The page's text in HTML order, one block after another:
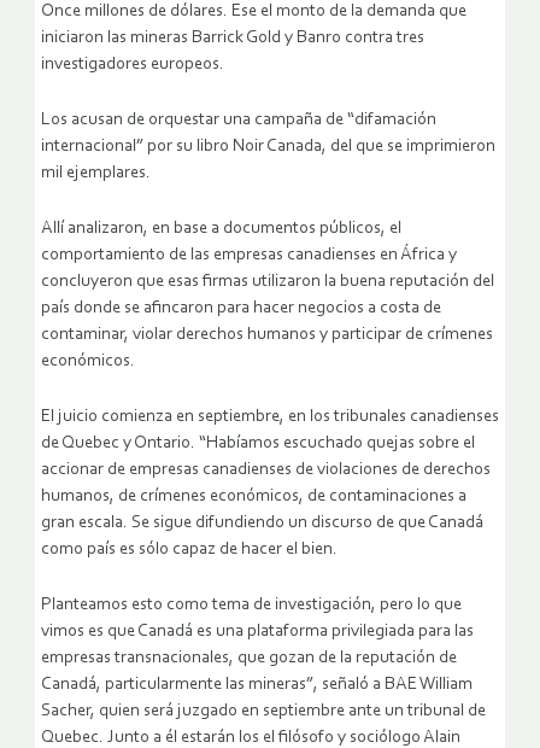
Once millones de dólares. Ese el monto de la demanda que
iniciaron las mineras Barrick Gold y Banro contra tres
investigadores europeos.
Los acusan de orquestar una campaña de “difamación
internacional” por su libro Noir Canada, del que se imprimieron
mil ejemplares.
Allí analizaron, en base a documentos públicos, el
comportamiento de las empresas canadienses en África y
concluyeron que esas firmas utilizaron la buena reputación del
país donde se afincaron para hacer negocios a costa de
contaminar, violar derechos humanos y participar de crímenes
económicos.
El juicio comienza en septiembre, en los tribunales canadienses
de Quebec y Ontario. “Habíamos escuchado quejas sobre el
accionar de empresas canadienses de violaciones de derechos
humanos, de crímenes económicos, de contaminaciones a
gran escala. Se sigue difundiendo un discurso de que Canadá
como país es sólo capaz de hacer el bien.
Planteamos esto como tema de investigación, pero lo que
vimos es que Canadá es una plataforma privilegiada para las
empresas transnacionales, que gozan de la reputación de
Canadá, particularmente las mineras”, señaló a BAE William
Sacher, quien será juzgado en septiembre ante un tribunal de
Quebec. Junto a él estarán los el filósofo y sociólogo Alain